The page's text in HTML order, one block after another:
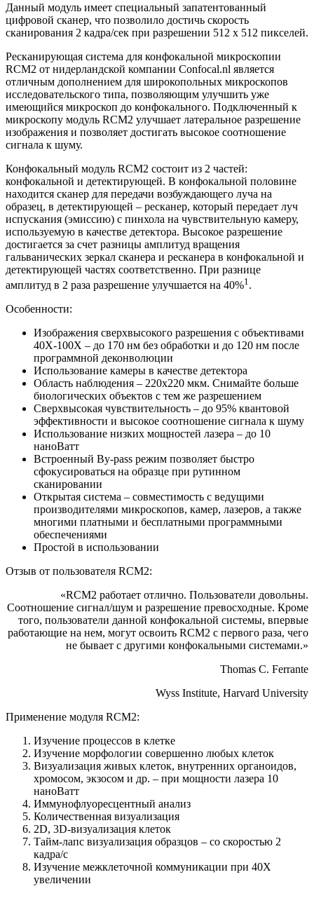
Данный модуль имеет специальный запатентованный
цифровой сканер, что позволило достичь скорость
сканирования 2 кадра/сек при разрешении 512 х 512 пикселей.
Ресканирующая система для конфокальной микроскопии
RCM2 от нидерландской компании Confocal.nl является
отличным дополнением для широкопольных микроскопов
исследовательского типа, позволяющим улучшить уже
имеющийся микроскоп до конфокального. Подключенный к
микроскопу модуль RCM2 улучшает латеральное разрешение
изображения и позволяет достигать высокое соотношение
сигнала к шуму.
Конфокальный модуль RCM2 состоит из 2 частей:
конфокальной и детектирующей. В конфокальной половине
находится сканер для передачи возбуждающего луча на
образец, в детектирующей – ресканер, который передает луч
испускания (эмиссию) с пинхола на чувствительную камеру,
используемую в качестве детектора. Высокое разрешение
достигается за счет разницы амплитуд вращения
гальванических зеркал сканера и ресканера в конфокальной и
детектирующей частях соответственно. При разнице
амплитуд в 2 раза разрешение улучшается на 40%1 .
Особенности:
Изображения сверхвысокого разрешения с объективами
40Х-100Х – до 170 нм без обработки и до 120 нм после
программной деконволюции
Использование камеры в качестве детектора
Область наблюдения – 220х220 мкм. Снимайте больше
биологических объектов с тем же разрешением
Сверхвысокая чувствительность – до 95% квантовой
эффективности и высокое соотношение сигнала к шуму
Использование низких мощностей лазера – до 10
наноВатт
Встроенный By-pass режим позволяет быстро
сфокусироваться на образце при рутинном
сканировании
Открытая система – совместимость с ведущими
производителями микроскопов, камер, лазеров, а также
многими платными и бесплатными программными
обеспечениями
Простой в использовании
Отзыв от пользователя RCM2:
«RCM2 работает отлично. Пользователи довольны.
Соотношение сигнал/шум и разрешение превосходные. Кроме
того, пользователи данной конфокальной системы, впервые
работающие на нем, могут освоить RCM2 с первого раза, чего
не бывает с другими конфокальными системами.»
Thomas C. Ferrante
Wyss Institute, Harvard University
Применение модуля RCM2:
Изучение процессов в клетке
Изучение морфологии совершенно любых клеток
Визуализация живых клеток, внутренних органоидов,
хромосом, экзосом и др. – при мощности лазера 10
наноВатт
Иммунофлуоресцентный анализ
Количественная визуализация
2D, 3D-визуализация клеток
Тайм-лапс визуализация образцов – со скоростью 2
кадра/с
Изучение межклеточной коммуникации при 40Х
увеличении